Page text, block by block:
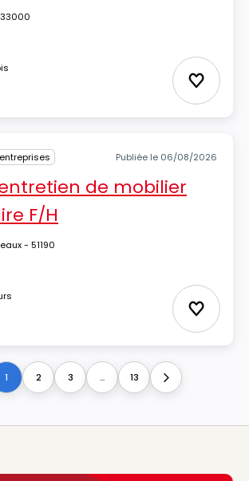
Ajouter
Publiée le 06/08/2026
de mobilier
F/H
- 51190
Ajouter
1 2 3 ... 13 Next